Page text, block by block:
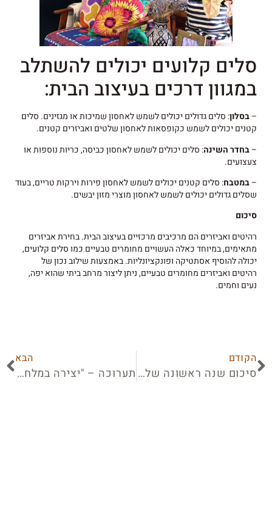
סלים קלועים יכולים להשתלב
במגוון דרכים בעיצוב הבית:
–בסלון: סלים גדולים יכולים לשמש לאחסון שמיכות או מגזינים. סלים
קטנים יכולים לשמש כקופסאות לאחסון שלטים ואביזרים קטנים.
–בחדר השינה: סלים יכולים לשמש לאחסון כביסה, כריות נוספות או
צעצועים.
–במטבח: סלים קטנים יכולים לשמש לאחסון פירות וירקות טריים, בעוד
שסלים גדולים יכולים לשמש לאחסון מוצרי מזון יבשים.
סיכום
רהיטים ואביזרים הם מרכיבים מרכזיים בעיצוב הבית. בחירת אביזרים
מתאימים, במיוחד כאלה העשויים מחומרים טבעיים כמו סלים קלועים,
יכולה להוסיף אסתטיקה ופונקציונליות. באמצעות שילוב נכון של
רהיטים ואביזרים מחומרים טבעיים, ניתן ליצור מרחב ביתי שהוא יפה,
נעים וחמים.
הקודם
סיכום שנה ראשונה של גידול ערבה
הבא
תערוכה – "יצירה במלחמה" , עפרה.